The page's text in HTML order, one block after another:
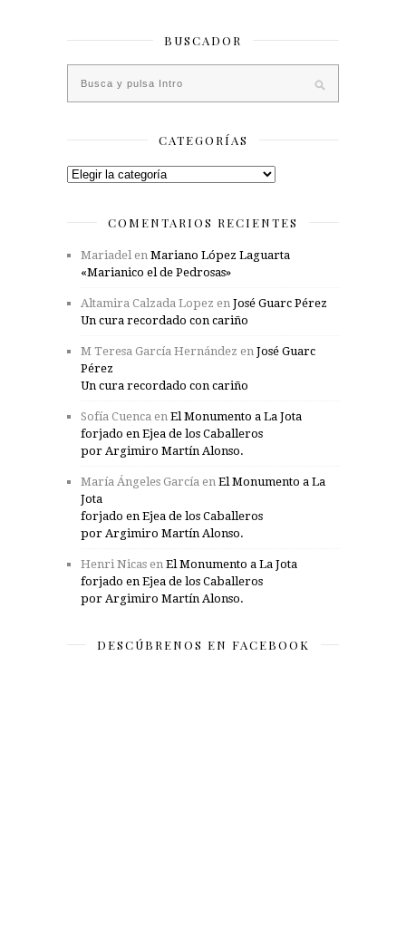
BUSCADOR
CATEGORÍAS
Categorías
COMENTARIOS RECIENTES
Mariadel en Mariano López Laguarta
«Marianico el de Pedrosas»
Altamira Calzada Lopez en José Guarc Pérez
Un cura recordado con cariño
M Teresa García Hernández en José Guarc
Pérez
Un cura recordado con cariño
Sofía Cuenca en El Monumento a La Jota
forjado en Ejea de los Caballeros
por Argimiro Martín Alonso.
María Ángeles García en El Monumento a La
Jota
forjado en Ejea de los Caballeros
por Argimiro Martín Alonso.
Henri Nicas en El Monumento a La Jota
forjado en Ejea de los Caballeros
por Argimiro Martín Alonso.
DESCÚBRENOS EN FACEBOOK